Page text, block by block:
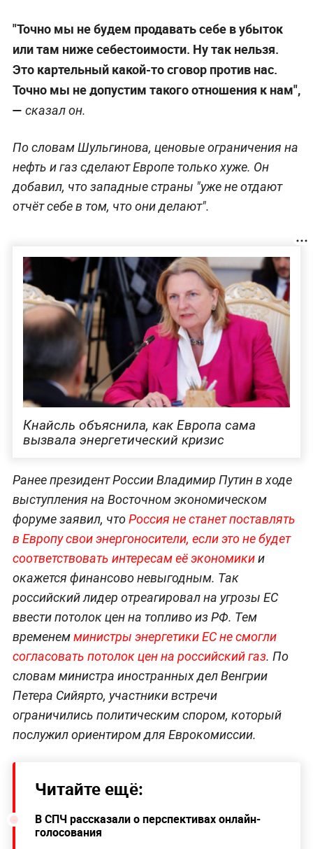
"Точно мы не будем продавать себе в убыток
или там ниже себестоимости. Ну так нельзя.
Это картельный какой-то сговор против нас.
Точно мы не допустим такого отношения к нам",
— сказал он.
По словам Шульгинова, ценовые ограничения на
нефть и газ сделают Европе только хуже. Он
добавил, что западные страны "уже не отдают
отчёт себе в том, что они делают".
Кнайсль объяснила, как Европа сама
вызвала энергетический кризис
Ранее президент России Владимир Путин в ходе
выступления на Восточном экономическом
форуме заявил, чтоРоссия не станет поставлять
в Европу свои энергоносители, если это не будет
соответствовать интересам её экономикии
окажется финансово невыгодным. Так
российский лидер отреагировал на угрозы ЕС
ввести потолок цен на топливо из РФ. Тем
временемминистры энергетики ЕС не смогли
согласовать потолок цен на российский газ. По
словам министра иностранных дел Венгрии
Петера Сийярто, участники встречи
ограничились политическим спором, который
послужил ориентиром для Еврокомиссии.
Читайте ещё:
В СПЧ рассказали о перспективах онлайн-
голосования